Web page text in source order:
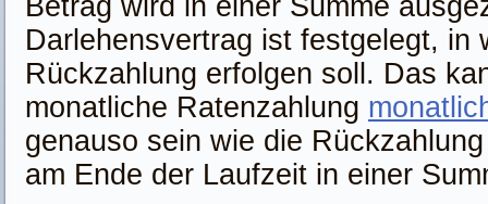
Betrag wird in einer Summe
Darlehensvertrag ist festgelegt, in
Rückzahlung erfolgen soll. Das
monatliche Ratenzahlung
genauso sein wie die
am Ende der Laufzeit in einer